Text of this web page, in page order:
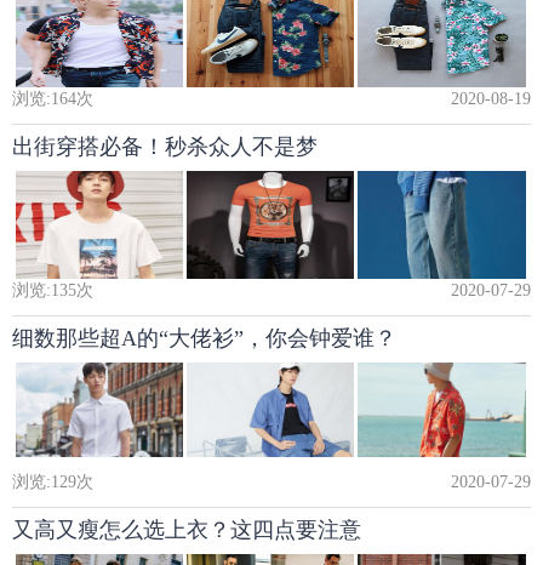
浏览:164次 2020-08-19
出街穿搭必备！秒杀众人不是梦
浏览:135次 2020-07-29
细数那些超A的“大佬衫”，你会钟爱谁？
浏览:129次 2020-07-29
又高又瘦怎么选上衣？这四点要注意